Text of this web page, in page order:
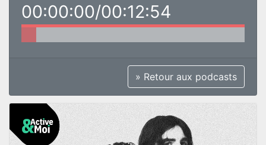
00:00:00/00:12:54
» Retour aux podcasts